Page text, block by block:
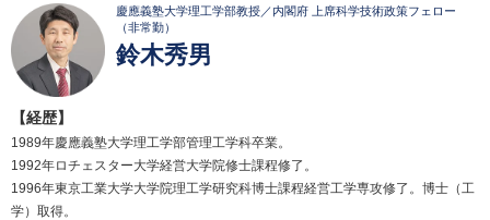
慶應義塾大学理工学部教授／内閣府 上席科学技術政策フェロー
（非常勤）
鈴木秀男
【経歴】
1989年慶應義塾大学理工学部管理工学科卒業。
1992年ロチェスター大学経営大学院修士課程修了。
1996年東京工業大学大学院理工学研究科博士課程経営工学専攻修了。博士（工
学）取得。